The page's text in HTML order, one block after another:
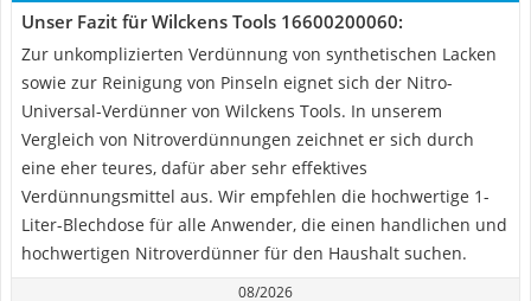
Unser Fazit für Wilckens Tools 16600200060:
Zur unkomplizierten Verdünnung von synthetischen Lacken
sowie zur Reinigung von Pinseln eignet sich der Nitro-
Universal-Verdünner von Wilckens Tools. In unserem
Vergleich von Nitroverdünnungen zeichnet er sich durch
eine eher teures, dafür aber sehr effektives
Verdünnungsmittel aus. Wir empfehlen die hochwertige 1-
Liter-Blechdose für alle Anwender, die einen handlichen und
hochwertigen Nitroverdünner für den Haushalt suchen.
08/2026